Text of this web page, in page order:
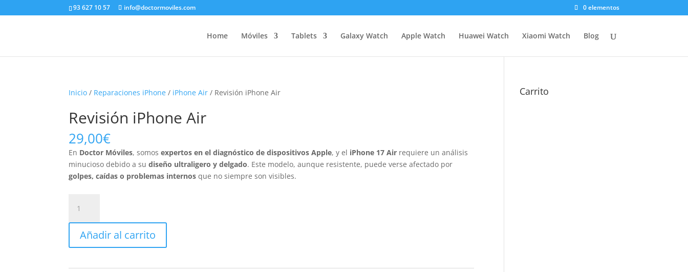
93 627 10 57 info@doctormoviles.com 0 elementos
Home Móviles Tablets Galaxy Watch Apple Watch Huawei Watch Xiaomi Watch Blog
Inicio / Reparaciones iPhone / iPhone Air / Revisión iPhone Air
Revisión iPhone Air
29,00€
En Doctor Móviles, somosexpertos en el diagnóstico de dispositivos Apple, y el iPhone 17 Air requiere un análisis
minucioso debido a sudiseño ultraligero y delgado. Este modelo, aunque resistente, puede verse afectado por
golpes, caídas o problemas internos que no siempre son visibles.
iPhone
Air
cantidad
Añadir al carrito
Carrito